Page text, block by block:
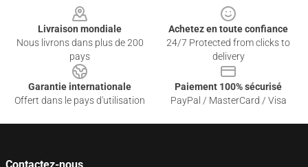
Livraison mondiale
Nous livrons dans plus de 200
pays
Achetez en toute confiance
24/7 Protected from clicks to
delivery
Garantie internationale
Offert dans le pays d'utilisation
Paiement 100% sécurisé
PayPal / MasterCard / Visa